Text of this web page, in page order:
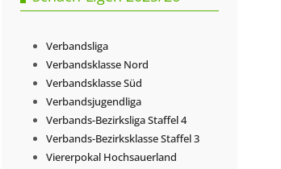
Bezirkseinzelmeisterschaften
Verbandsliga
Verbandsklasse Nord
Verbandsklasse Süd
Verbandsjugendliga
Verbands-Bezirksliga Staffel 4
Verbands-Bezirksklasse Staffel 3
Viererpokal Hochsauerland